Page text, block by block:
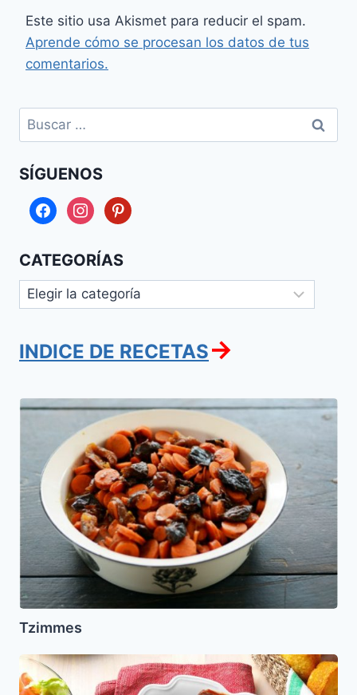
Este sitio usa Akismet para reducir el spam.
Aprende cómo se procesan los datos de tus
comentarios.
Buscar:
SÍGUENOS
facebookinstagrampinterest
CATEGORÍAS
Categorías
INDICE DE RECETAS→
Tzimmes
Tzimmes
Brisket
Agridulce